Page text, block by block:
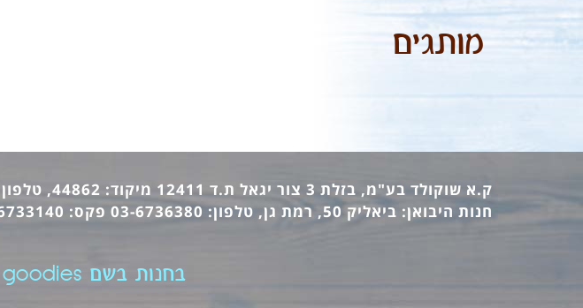
מותגים
ק.א שוקולד בע"מ, בזלת 3 צור יגאל ת.ד 12411 מיקוד: 44862, טלפון: 09-7440473 פקס: 09-7442770
חנות היבואן: ביאליק 50, רמת גן, טלפון: 03-6736380 פקס: 03-6733140
בחנות בשם goodies ביאליק רמת גן